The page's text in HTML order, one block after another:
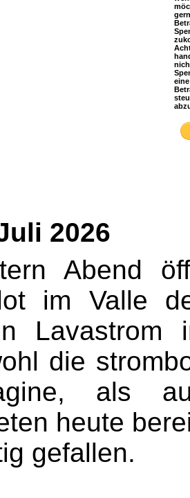
2026
Abend
im Valle
die
als
heute
gefallen.